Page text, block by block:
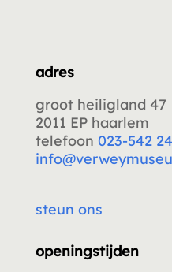
adres
groot heiligland 47
2011 EP haarlem
telefoon 023-542
steun ons
openingstijden